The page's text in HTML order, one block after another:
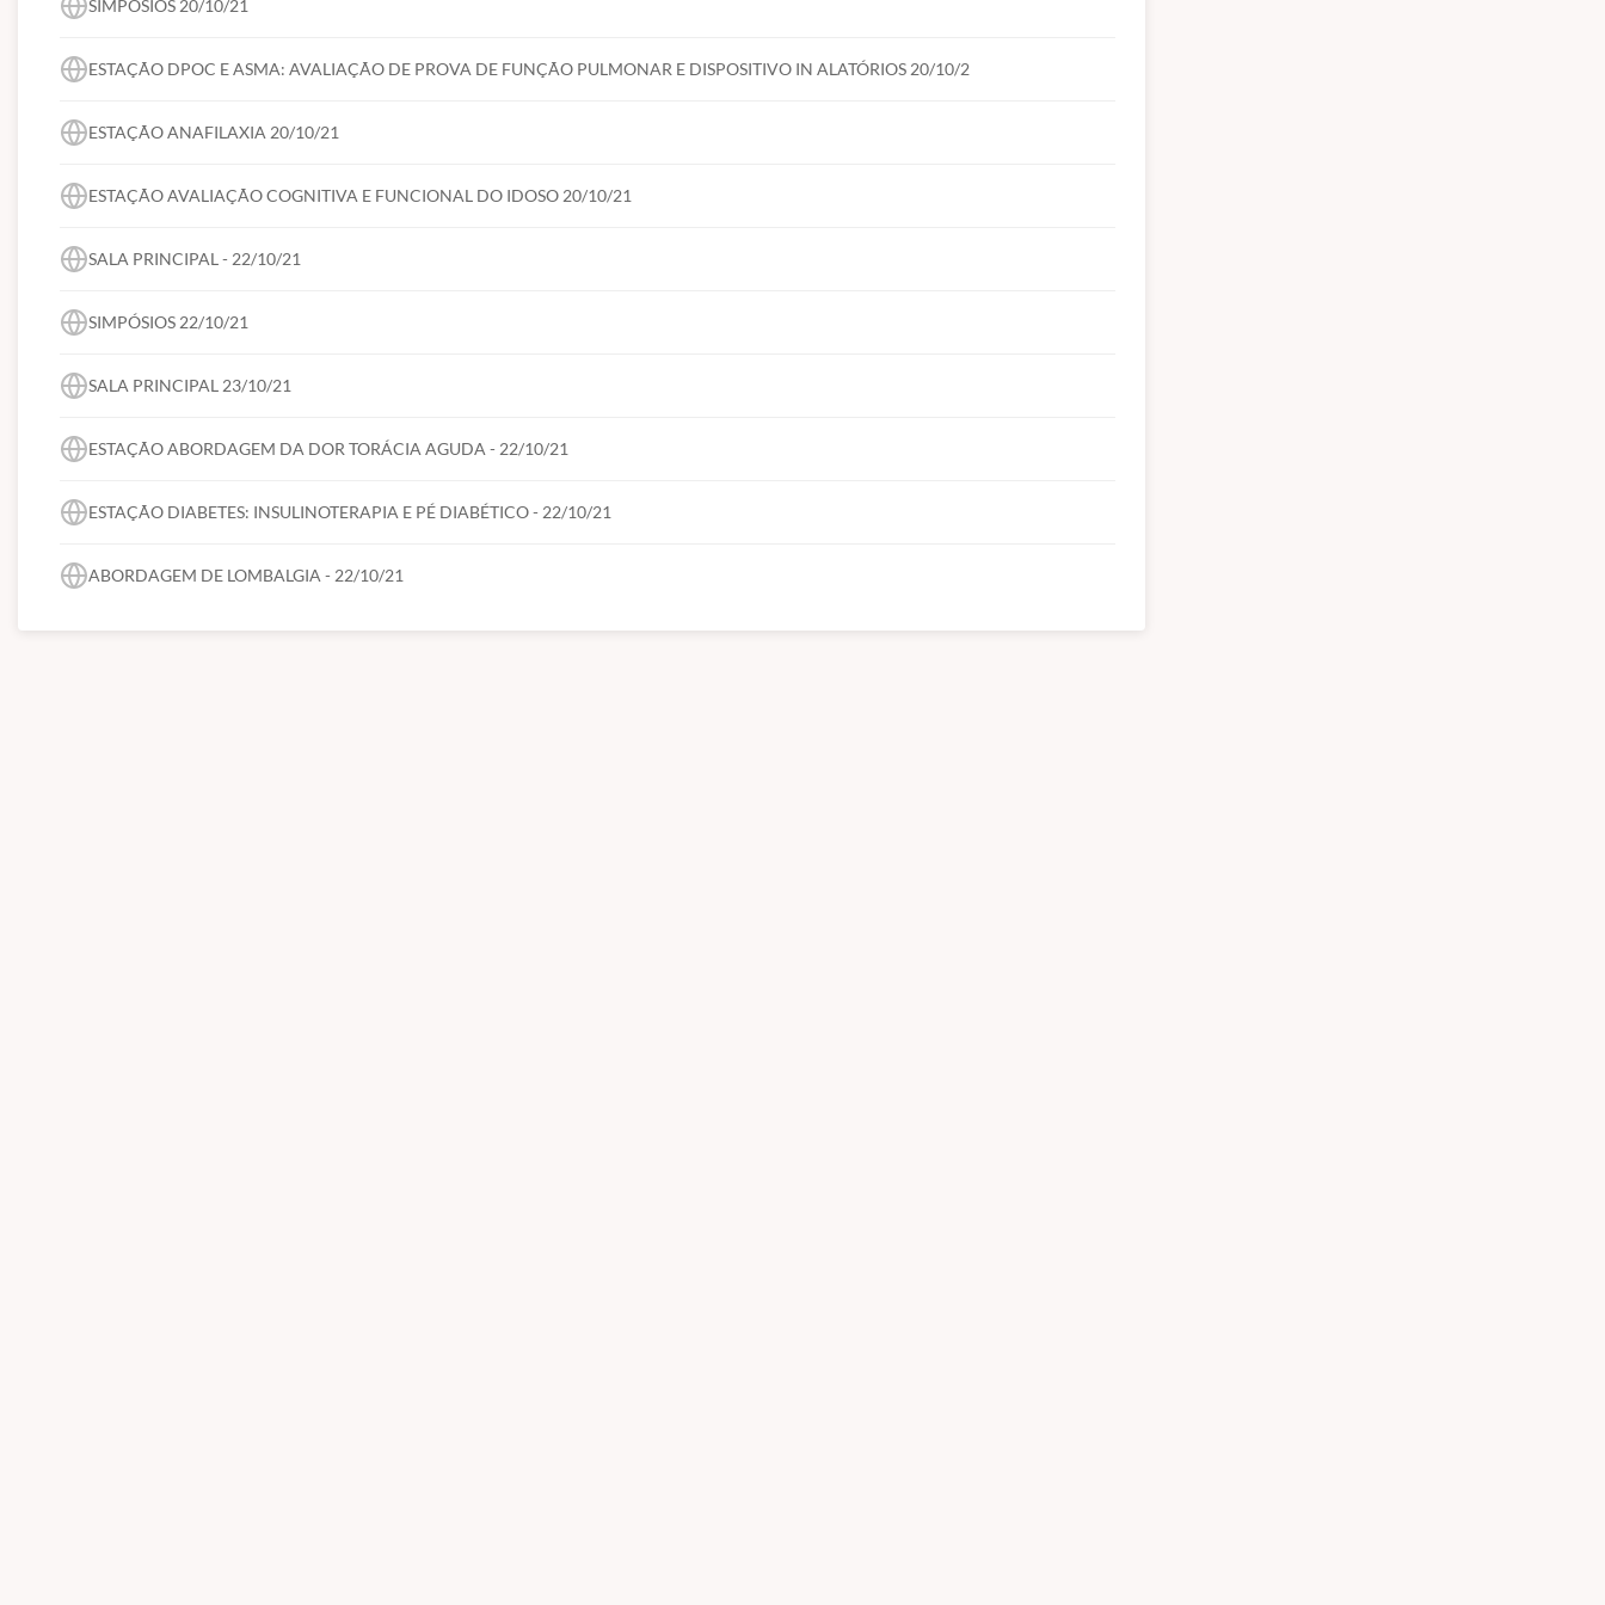
Cancelamento em até 7 dias após a compra: 100% devolução;
Cancelamento em até 60 dias após a compra, devolução de 30% do valor do curso;
Após 60 dias após compra, sem devolução.
*Todas as devoluções serão abatidas as taxas de nota fiscal e transação bancária.
SIMPÓSIOS 20/10/21
ESTAÇÃO DPOC E ASMA: AVALIAÇÃO DE PROVA DE FUNÇÃO PULMONAR E DISPOSITIVO IN ALATÓRIOS 20/10/2
ESTAÇÃO ANAFILAXIA 20/10/21
ESTAÇÃO AVALIAÇÃO COGNITIVA E FUNCIONAL DO IDOSO 20/10/21
SALA PRINCIPAL - 22/10/21
SIMPÓSIOS 22/10/21
SALA PRINCIPAL 23/10/21
ESTAÇÃO ABORDAGEM DA DOR TORÁCIA AGUDA - 22/10/21
ESTAÇÃO DIABETES: INSULINOTERAPIA E PÉ DIABÉTICO - 22/10/21
ABORDAGEM DE LOMBALGIA - 22/10/21